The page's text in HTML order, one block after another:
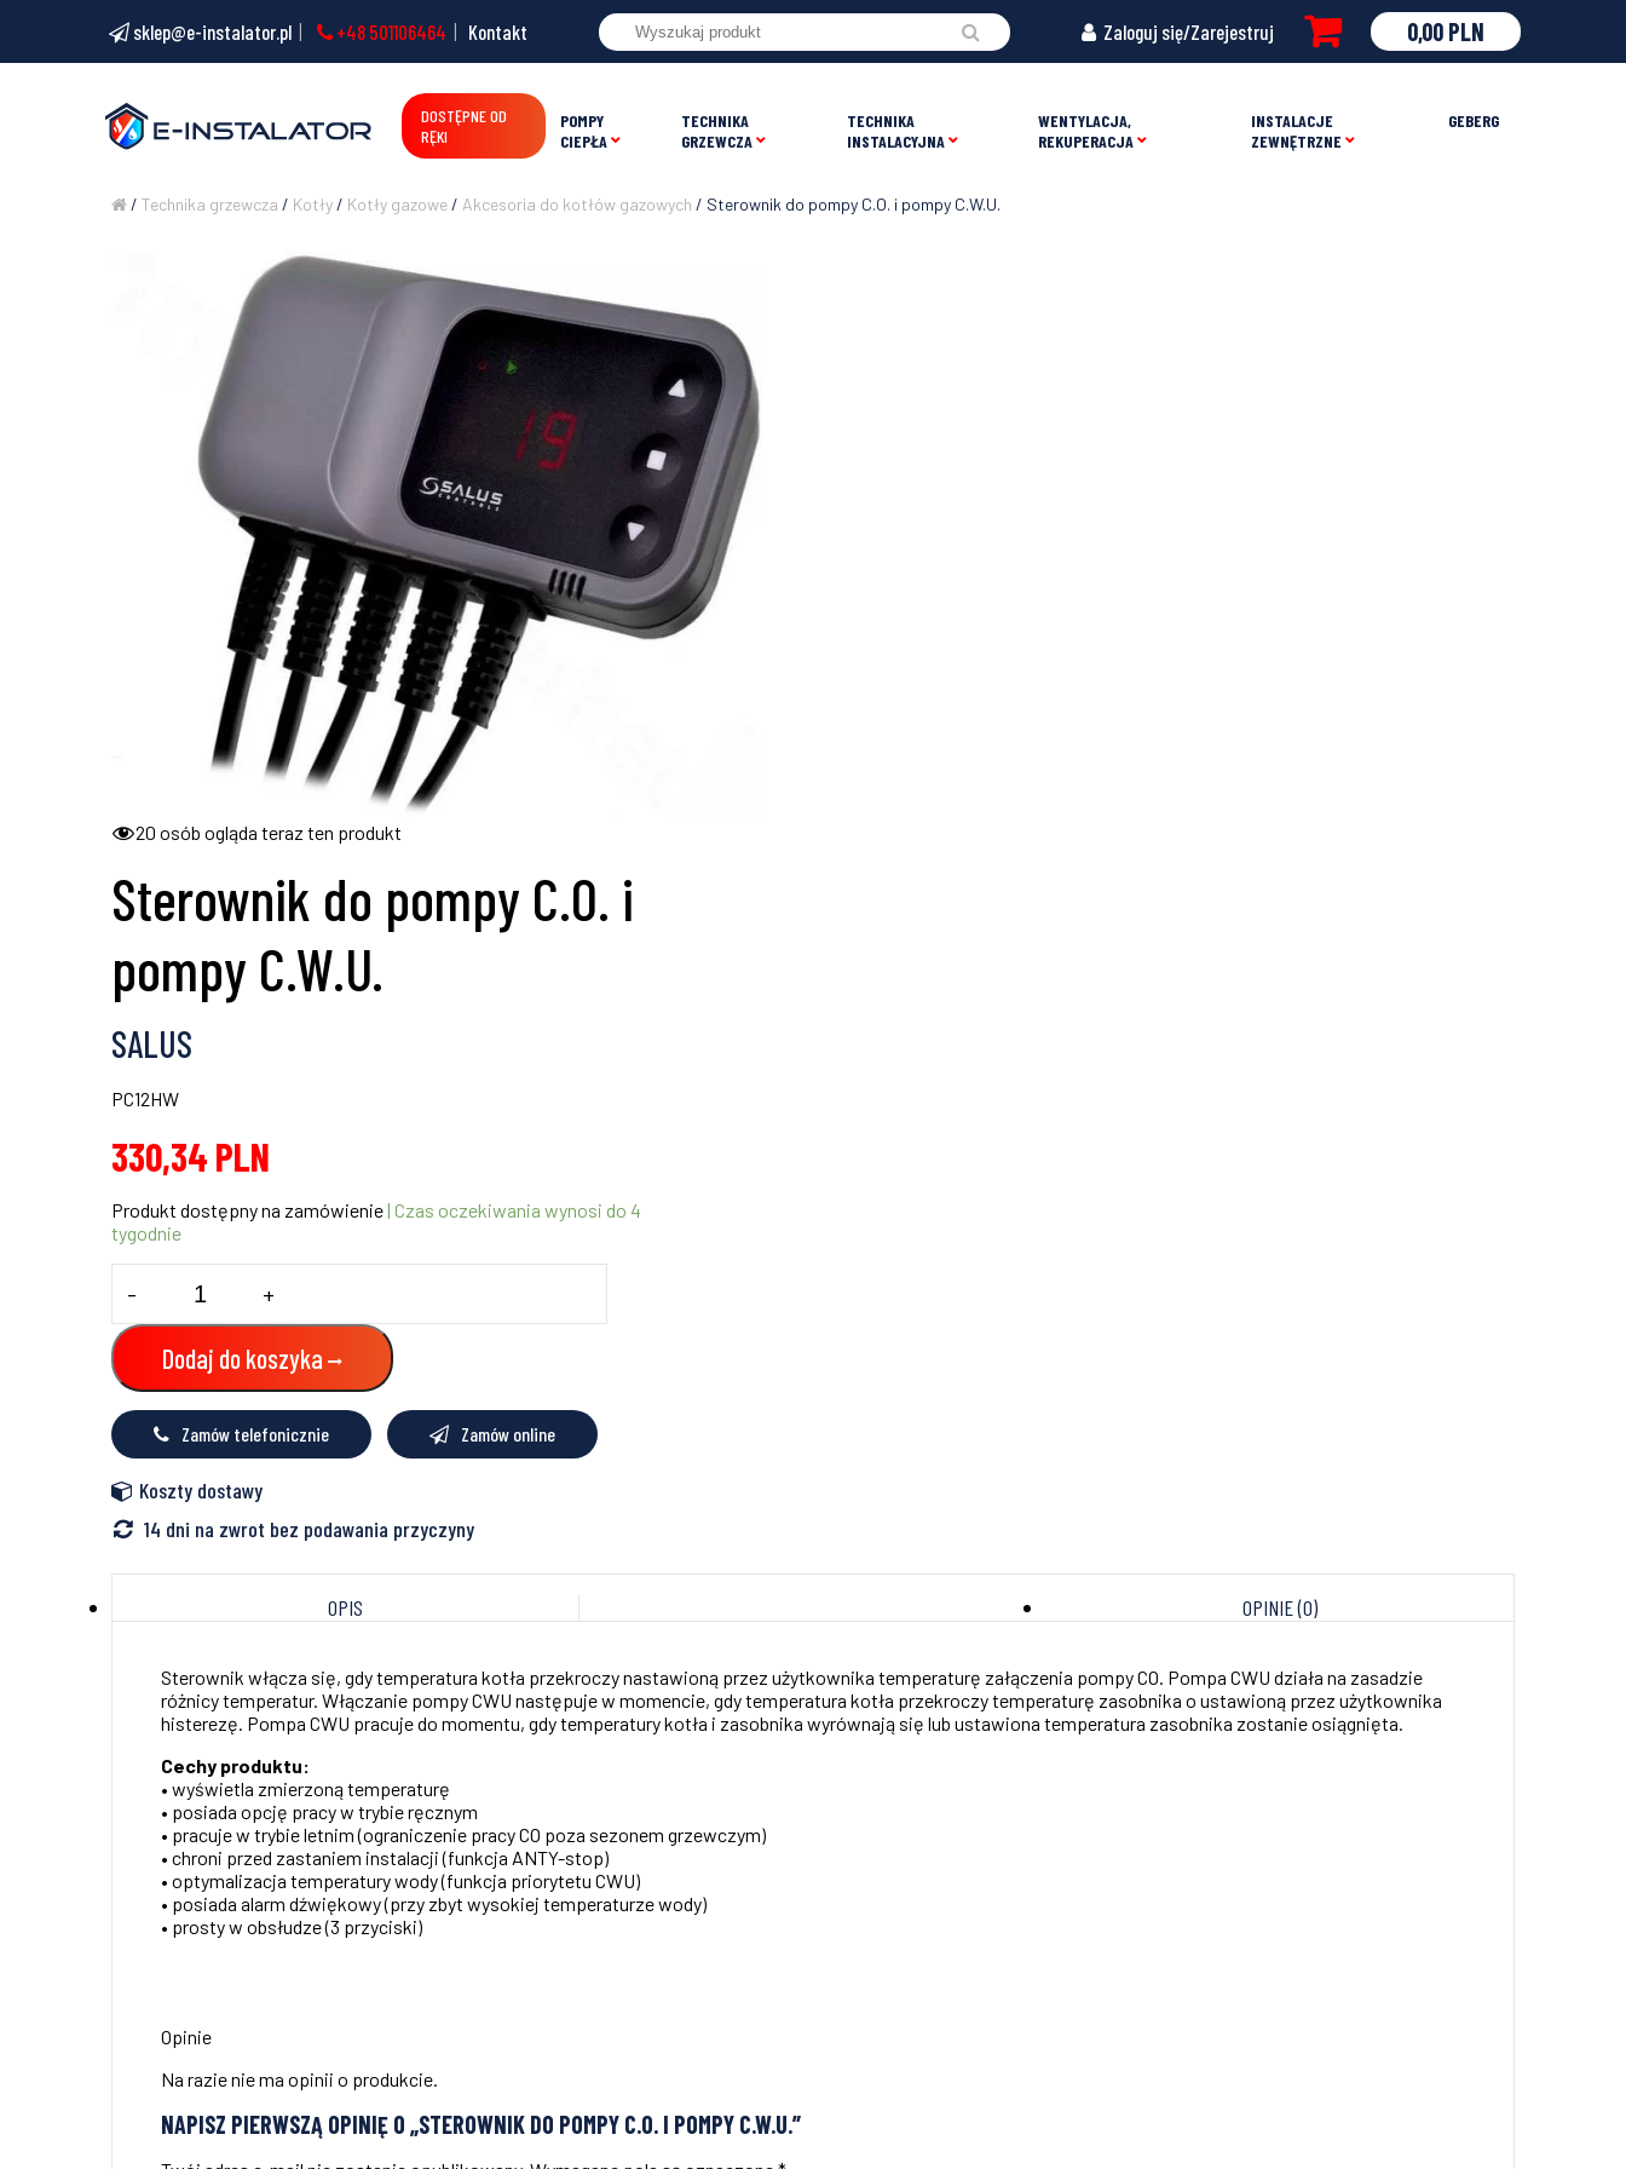
sklep@e-instalator.pl +48 501106464 Kontakt Zaloguj się/Zarejestruj 0,00 PLN
DOSTĘPNE OD
RĘKI
POMPY
CIEPŁA
TECHNIKA
GRZEWCZA
TECHNIKA
INSTALACYJNA
WENTYLACJA,
REKUPERACJA
INSTALACJE
ZEWNĘTRZNE
GEBERG
/ Technika grzewcza / Kotły/ Kotły gazowe/ Akcesoria do kotłów gazowych / Sterownik do pompy C.O. i pompy C.W.U.
20 osób ogląda teraz ten produkt
Sterownik do pompy C.O. i
pompy C.W.U.
SALUS
PC12HW
330,34 PLN
Produkt dostępny na zamówienie| Czas oczekiwania wynosi do 4
tygodnie
Sterownik
do
pompy
C.O.
pompy
C.W.U.
- +
Dodaj do koszyka
Zamów telefonicznie Zamów online
Koszty dostawy
14 dni na zwrot bez podawania przyczyny
OPIS OPINIE (0)
Sterownik włącza się, gdy temperatura kotła przekroczy nastawioną przez użytkownika temperaturę załączenia pompy CO. Pompa CWU działa na zasadzie
różnicy temperatur. Włączanie pompy CWU następuje w momencie, gdy temperatura kotła przekroczy temperaturę zasobnika o ustawioną przez użytkownika
histerezę. Pompa CWU pracuje do momentu, gdy temperatury kotła i zasobnika wyrównają się lub ustawiona temperatura zasobnika zostanie osiągnięta.
Cechy produktu:
• wyświetla zmierzoną temperaturę
• posiada opcję pracy w trybie ręcznym
• pracuje w trybie letnim (ograniczenie pracy CO poza sezonem grzewczym)
• chroni przed zastaniem instalacji (funkcja ANTY-stop)
• optymalizacja temperatury wody (funkcja priorytetu CWU)
• posiada alarm dźwiękowy (przy zbyt wysokiej temperaturze wody)
• prosty w obsłudze (3 przyciski)
Opinie
Na razie nie ma opinii o produkcie.
NAPISZ PIERWSZĄ OPINIĘ O „STEROWNIK DO POMPY C.O. I POMPY C.W.U.”